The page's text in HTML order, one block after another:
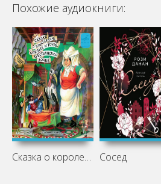
Похожие аудиокниги:
Сказка о королевиче Хлинике и Тоуре, Сосед